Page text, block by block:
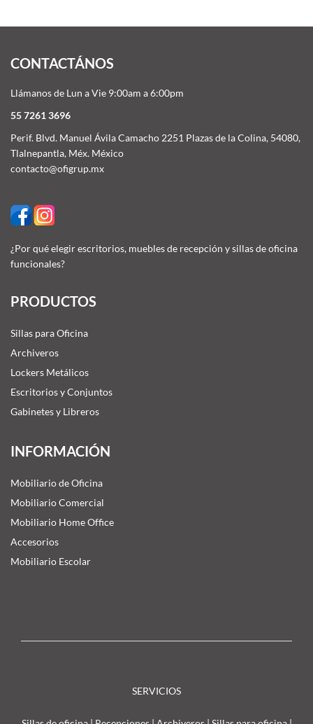
CONTACTÁNOS
Llámanos de Lun a Vie 9:00am a 6:00pm
55 7261 3696
Perif. Blvd. Manuel Ávila Camacho 2251 Plazas de la Colina, 54080,
Tlalnepantla, Méx. México
contacto@ofigrup.mx
¿Por qué elegir escritorios, muebles de recepción y sillas de oficina
funcionales?
PRODUCTOS
Sillas para Oficina
Archiveros
Lockers Metálicos
Escritorios y Conjuntos
Gabinetes y Libreros
INFORMACIÓN
Mobiliario de Oficina
Mobiliario Comercial
Mobiliario Home Office
Accesorios
Mobiliario Escolar
SERVICIOS